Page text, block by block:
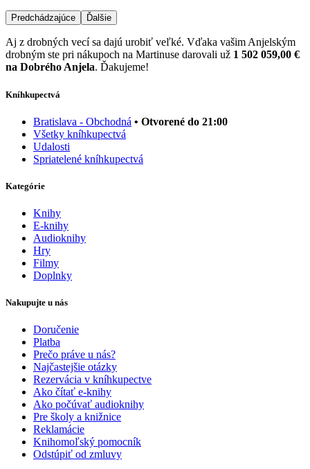
Predchádzajúce Ďalšie
Aj z drobných vecí sa dajú urobiť veľké. Vďaka vašim Anjelským
drobným ste pri nákupoch na Martinuse darovali už 1 502 059,00 €
na Dobrého Anjela. Ďakujeme!
Kníhkupectvá
Bratislava - Obchodná • Otvorené do 21:00
Všetky kníhkupectvá
Udalosti
Spriatelené kníhkupectvá
Kategórie
Knihy
E-knihy
Audioknihy
Hry
Filmy
Doplnky
Nakupujte u nás
Doručenie
Platba
Prečo práve u nás?
Najčastejšie otázky
Rezervácia v kníhkupectve
Ako čítať e-knihy
Ako počúvať audioknihy
Pre školy a knižnice
Reklamácie
Knihomoľský pomocník
Odstúpiť od zmluvy